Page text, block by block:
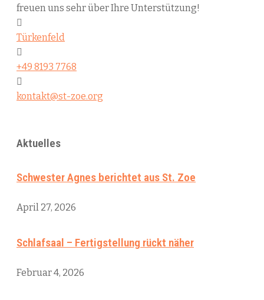
freuen uns sehr über Ihre Unterstützung!
Türkenfeld
+49 8193 7768
kontakt@st-zoe.org
Aktuelles
Schwester Agnes berichtet aus St. Zoe
April 27, 2026
Schlafsaal – Fertigstellung rückt näher
Februar 4, 2026